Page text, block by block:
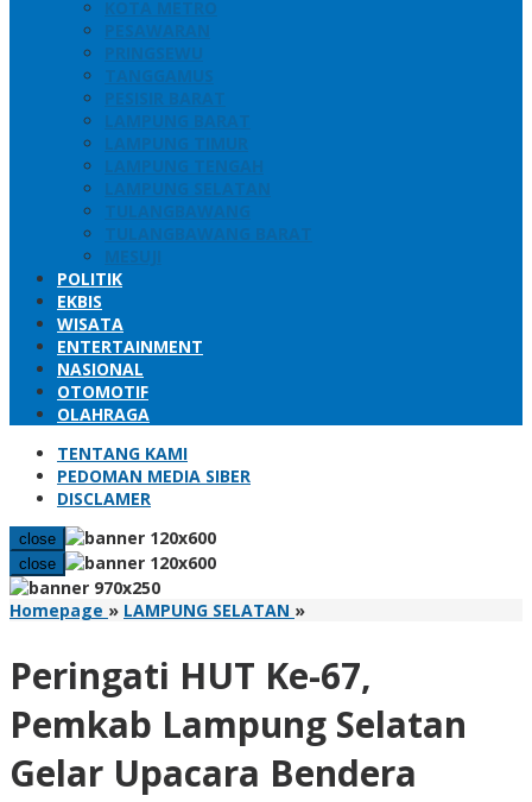
KOTA METRO
PESAWARAN
PRINGSEWU
TANGGAMUS
PESISIR BARAT
LAMPUNG BARAT
LAMPUNG TIMUR
LAMPUNG TENGAH
LAMPUNG SELATAN
TULANGBAWANG
TULANGBAWANG BARAT
MESUJI
POLITIK
EKBIS
WISATA
ENTERTAINMENT
NASIONAL
OTOMOTIF
OLAHRAGA
TENTANG KAMI
PEDOMAN MEDIA SIBER
DISCLAMER
close
close
Homepage » LAMPUNG SELATAN »Peringati
67,
Pemkab
Lampung
Selatan
Gelar
Upacara
Peringati HUT Ke-67,
Pemkab Lampung Selatan
Gelar Upacara Bendera